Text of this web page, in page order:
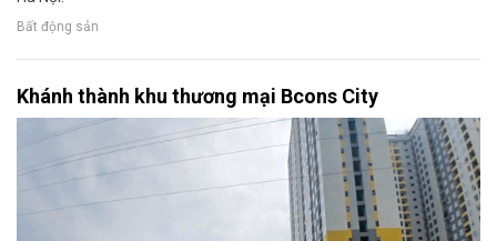
Bất động sản
Khánh thành khu thương mại Bcons City